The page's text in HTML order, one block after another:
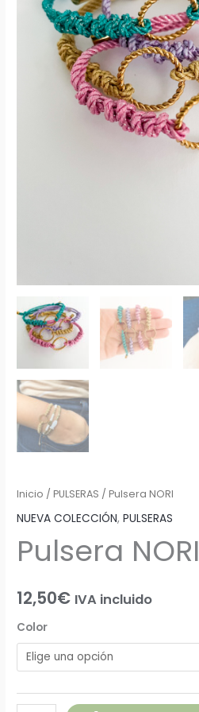
Inicio /PULSERAS / Pulsera NORI
NUEVA COLECCIÓN,PULSERAS
Pulsera NORI
12,50€ IVA incluido
Color